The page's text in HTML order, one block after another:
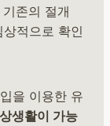
존의 절개
적으로 확인
을 이용한 유
생활이 가능